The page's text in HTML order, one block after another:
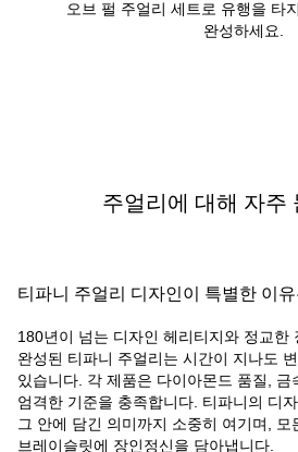
오브 펄 주얼리 세트로 유행을 타
완성하세요.
주얼리에 대해 자주
티파니 주얼리 디자인이 특별한 이
180년이 넘는 디자인 헤리티지와 정교한
완성된 티파니 주얼리는 시간이 지나도
있습니다. 각 제품은 다이아몬드 품질,
엄격한 기준을 충족합니다. 티파니의 디
그 안에 담긴 의미까지 소중히 여기며, 모
브레이슬릿에 장인정신을 담아냅니다.